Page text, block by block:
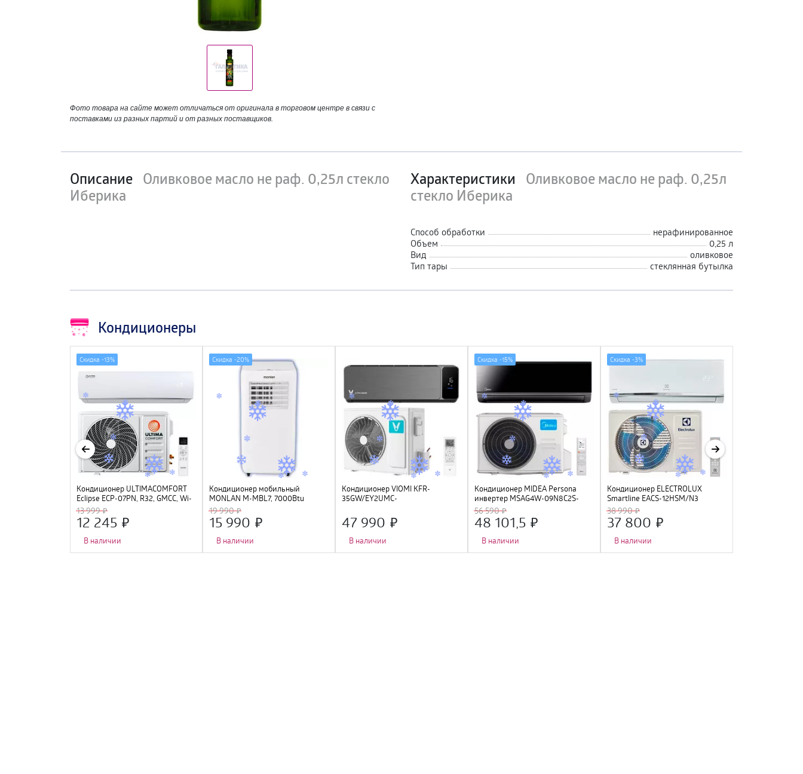
Фото товара на сайте может отличаться от оригинала в торговом центре в связи с
поставками из разных партий и от разных поставщиков.
Описание Оливковое масло не раф. 0,25л стекло
Иберика
Характеристики
Оливковое масло не раф. 0,25л
стекло Иберика
Способ обработки
нерафинированное
Объем
0,25 л
Вид
оливковое
Тип тары
стеклянная бутылка
Кондиционеры
Кондиционер ULTIMACOMFORT
Eclipse ECP-07PN, R32, GMCC, Wi-
Fi Ready
13 999
12 245
В наличии
Скидка -13%
Кондиционер мобильный
MONLAN M-MBL7, 7000Btu
19 990
15 990
В наличии
Скидка -20%
Кондиционер VIOMI KFR-
35GW/EY2UMC-
Fi
47 990
В наличии
Кондиционер MIDEA Persona
инвертер MSAG4W-09N8C2S-
I/MSAG4-09N8C2S-O, черный (WI-
FI, Алиса, Маруся)
56 590
48 101,5
В наличии
Скидка -15%
Кондиционер ELECTROLUX
Smartline EACS-12HSM/N3
38 990
37 800
В наличии
Скидка -3%